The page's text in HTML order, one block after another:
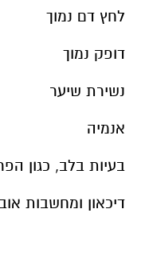
לחץ דם נמוך
דופק נמוך
נשירת שיער
אנמיה
בעיות בלב, כגון
דיכאון ומחשבות